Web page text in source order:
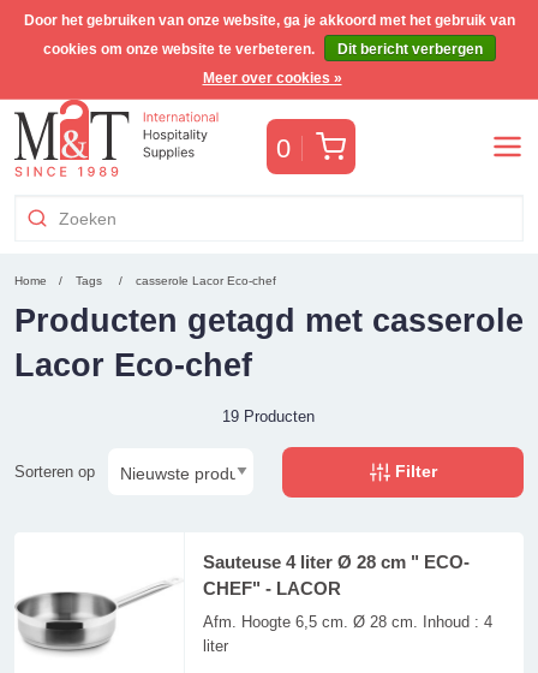
Gratis Benelux verzending voor orders >€255(incl. BTW)
0 Winkelwagen
Home Tags casserole Lacor Eco-chef
Producten getagd met casserole
Lacor Eco-chef
19 Producten
Sorteren op Filter
Sauteuse 4 liter Ø 28 cm " ECO-
CHEF" - LACOR
Afm. Hoogte 6,5 cm. Ø 28 cm. Inhoud : 4
liter
Door het gebruiken van onze website, ga je akkoord met het gebruik van
cookies om onze website te verbeteren.
Dit bericht verbergen
Meer over cookies »